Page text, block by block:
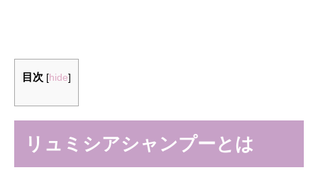
目次 [hide]
リュミシアシャンプーとは